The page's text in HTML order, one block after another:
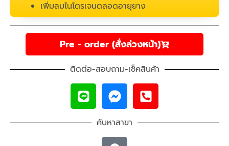
เพิ่มลมไนโตรเจนตลอดอายุยาง
Pre - order (สั่งล่วงหน้า)
ติดต่อ-สอบถาม-เช็คสินค้า
ค้นหาสาขา